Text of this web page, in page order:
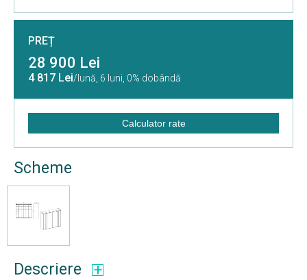
PREȚ
28 900 Lei
4 817 Lei/lună, 6 luni, 0% dobândă
Calculator rate
Scheme
Descriere